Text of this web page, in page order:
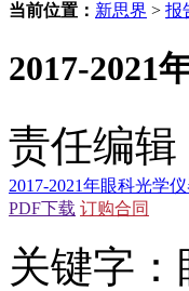
当前位置： 新思界 > 报
2017-2021
责任编
2017-2021年眼科光学
PDF下载 订购合同
关键字